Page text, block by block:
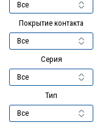
Покрытие контакта
Серия
Тип